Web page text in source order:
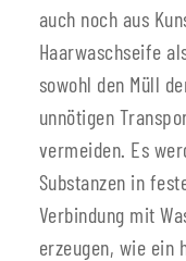
auch noch aus
Haarwaschseife
sowohl den Müll
unnötigen
vermeiden. Es
Substanzen in
Verbindung mit
erzeugen, wie ein